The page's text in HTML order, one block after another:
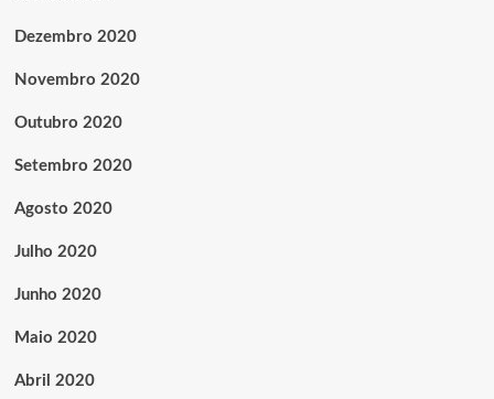
Dezembro 2020
Novembro 2020
Outubro 2020
Setembro 2020
Agosto 2020
Julho 2020
Junho 2020
Maio 2020
Abril 2020